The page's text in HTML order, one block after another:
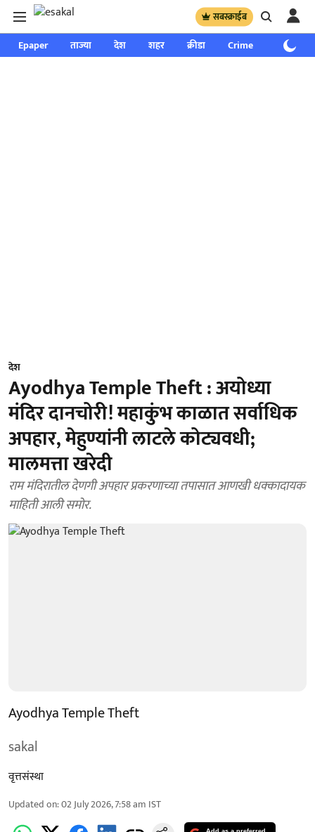
सबस्क्राईब
Epaper ताज्या देश शहर क्रीडा Crime साप्ताहिक
देश
Ayodhya Temple Theft : अयोध्या
मंदिर दानचोरी! महाकुंभ काळात सर्वाधिक
अपहार, मेहुण्यांनी लाटले कोट्यवधी;
मालमत्ता खरेदी
राम मंदिरातील देणगी अपहार प्रकरणाच्या तपासात आणखी धक्कादायक
माहिती आली समोर.
Ayodhya Temple Theft
sakal
वृत्तसंस्था
Updated on:02 July 2026, 7:58 am IST